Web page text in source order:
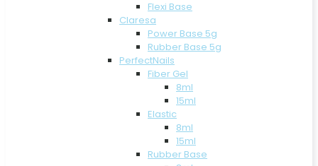
Flexi Base
Claresa
Power Base 5g
Rubber Base 5g
PerfectNails
Fiber Gel
8ml
15ml
Elastic
8ml
15ml
Rubber Base